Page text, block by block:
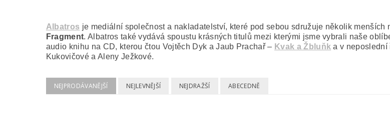
Albatros je mediální společnost a nakladatelství, které pod sebou sdružuje několik menších
Fragment. Albatros také vydává spoustu krásných titulů mezi kterými jsme vybrali naše
audio knihu na CD, kterou čtou Vojtěch Dyk a Jaub Prachař – Kvak a Žbluňk a v neposlední
Kukovičové a Aleny Ježkové.
NEJPRODÁVANĚJŠÍ NEJLEVNĚJŠÍ NEJDRAŽŠÍ ABECEDNĚ